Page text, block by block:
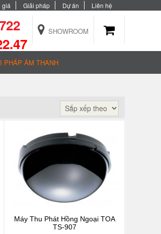
giá Giải pháp Dự án Liên hệ
SHOWROOM
PHÁP ÂM THANH
Máy Thu Phát Hồng Ngoại TOA
TS-907